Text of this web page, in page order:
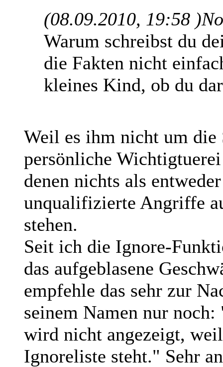
(08.09.2010, 19:58 )
Warum schreibst du
die Fakten nicht
kleines Kind, ob du
Weil es ihm nicht um die
persönliche
denen nichts als
unqualifizierte Angriffe
stehen.
Seit ich die Ignore-
das aufgeblasene
empfehle das sehr zur
seinem Namen nur
wird nicht angezeigt,
Ignoreliste steht." Sehr